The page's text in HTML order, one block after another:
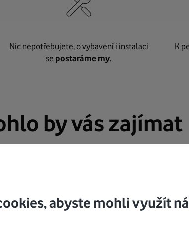
Nic nepotřebujete, o vybavení i instalaci
se postaráme my.
K
by vás zajímat
abyste mohli využít